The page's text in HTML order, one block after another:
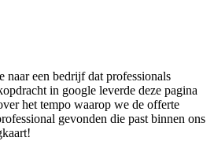
naar een bedrijf dat professionals
in google leverde deze pagina
het tempo waarop we de offerte
gevonden die past binnen ons